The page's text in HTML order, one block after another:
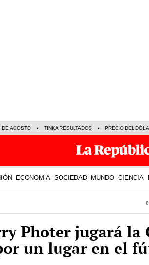
DE AGOSTO TINKA RESULTADOS PRECIO DEL
ECONOMÍA SOCIEDAD MUNDO CIENCIA
Photer jugará la
un lugar en el